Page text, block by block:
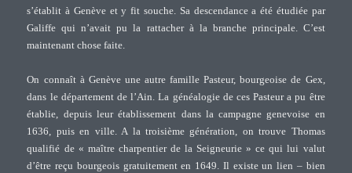
s’établit à Genève et y fit souche. Sa descendance a été étudiée par
Galiffe qui n’avait pu la rattacher à la branche principale. C’est
maintenant chose faite.
On connaît à Genève une autre famille Pasteur, bourgeoise de Gex,
dans le département de l’Ain. La généalogie de ces Pasteur a pu être
établie, depuis leur établissement dans la campagne genevoise en
1636, puis en ville. A la troisième génération, on trouve Thomas
qualifié de « maître charpentier de la Seigneurie » ce qui lui valut
d’être reçu bourgeois gratuitement en 1649. Il existe un lien – bien